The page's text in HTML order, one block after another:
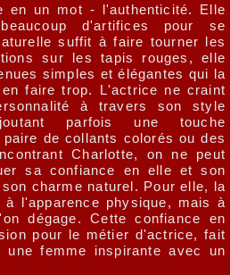
en un mot - l'authenticité. Elle
d'artifices pour se
suffit à faire tourner les
sur les tapis rouges, elle
simples et élégantes qui la
faire trop. L'actrice ne craint
à travers son style
parfois une touche
de collants colorés ou des
Charlotte, on ne peut
sa confiance en elle et son
charme naturel. Pour elle, la
l'apparence physique, mais à
dégage. Cette confiance en
pour le métier d'actrice, fait
une femme inspirante avec un